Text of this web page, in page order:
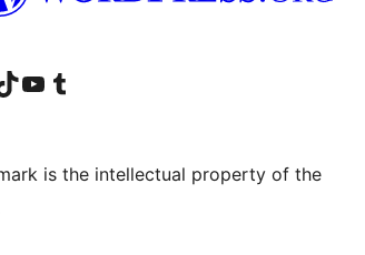
de Instagram
cuenta de LinkedIn
nuestra cuenta de TikTok
Visita nuestro canal de YouTube
Visita nuestra cuenta de Tumblr
is the intellectual property of the